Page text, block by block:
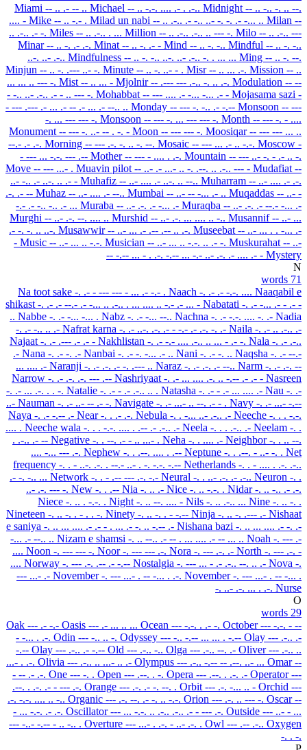
Miami -- .. .- -- .. Michael -- .. -.-. .... .- . .-.. Midnight -- .. -.. -. .. --.
.... - Mike -- .. -.- . Milad un nabi -- .. .-.. .- -.. ..- -. -. .- -... .. Milan --
.. .-.. .- -. Miles -- .. .-.. . ... Million -- .. .-.. .-.. .. --- -. Milo -- .. .-.. ---
Minar-- .. -. .- .-. Minat -- .. -. .- - Mind -- .. -. -.. Mindful -- .. -. -..
..-. ..- .-.. Mindfulness -- .. -. -.. ..-. ..- .-.. -. . ... ... Ming -- .. -. --.
Minjun -- .. -. .--- ..- -. Minute -- .. -. ..- - . Misr-- .. ... .-. Mission -- ..
... ... .. --- -. Mist -- .. ... - Mjolnir-- .--- --- .-.. -. .. .-. Modulation -- --
- -.. ..- .-.. .- - .. --- -. Mohabbat -- --- .... .- -... -... .- - Mojasama sazi -
- --- .--- .- ... .- -- .- ... .- --.. .. Monday -- --- -. -.. .- -.-- Monsoon -- ---
-. ... --- --- -. Monsoon -- --- -. ... --- --- -. Month -- --- -. - ....
Monument -- --- -. ..- -- . -. - Moon -- --- --- -. Moosiqar-- --- --- ... ..
--.- .- .-. Morning -- --- .-. -. .. -. --. Mosaic -- --- ... .- .. -.-. Moscow -
- --- ... -.-. --- .-- Mother-- --- - .... . .-. Mountain -- --- ..- -. - .- .. -.
Move -- --- ...- . Muavin pilot -- ..- .- ...- .. -. .--. .. .-.. --- - Mudafiat --
..- -.. .- ..-. .. .- - Muhafiz -- ..- .... .- ..-. .. --.. Muharram -- ..- .... .- .-.
.-. .- -- Muhaz -- ..- .... .- --.. Mumbai -- ..- -- -... .- .. Muqaddas -- ..- -
-.- .- -.. -.. .- ... Muraba -- ..- .-. .- -... .- Muraqba -- ..- .-. .- --.- -... .-
Murghi -- ..- .-. --. .... .. Murshid -- ..- .-. ... .... .. -.. Musannif-- ..- ...
.- -. -. .. ..-. Musawwir-- ..- ... .- .-- .-- .. .-. Museebat -- ..- ... . . -... .-
- Music -- ..- ... .. -.-. Musician -- ..- ... .. -.-. .. .- -. Muskurahat -- ..-
... -.- ..- .-. .- .... .- - Mystery
-- -.-- ... - . .-. -.--
N
71 words
Na toot sake -. .- - --- --- - ... .- -.- . Naach -. .- .- -.-. .... Naaqabil e
shikast -. .- .- --.- .- -... .. .-.. . ... .... .. -.- .- ... - Nabatati -. .- -... .- - .- -
.. Nabbe -. .- -... -... . Nabz -. .- -... --.. Nachna -. .- -.-. .... -. .- Nadia
-. .- -.. .. .- Nafrat karna -. .- ..-. .-. .- - -.- .- .-. -. .- Naila -. .- .. .-.. .-
Najaat -. .- .--- .- .- - Nakhlistan -. .- -.- .... .-.. .. ... - .- -. Nala -. .- .-..
.- Nana -. .- -. .- Nanbai -. .- -. -... .- .. Nani -. .- -. .. Naqsha -. .- --.-
... .... .- Naranji -. .- .-. .- -. .--- .. Naraz -. .- .-. .- --.. Narm -. .- .-. --
Narrow -. .- .-. .-. --- .-- Nashriyaat -. .- ... .... .-. .. -.-- .- .- - Nasreen
-. .- ... .-. . . -. Natalie -. .- - .- .-.. .. . Natasha -. .- - .- ... .... .- Nau -. .-
..- Nauman -. .- ..- -- .- -. Navigate -. .- ...- .. --. .- - . Navy -. .- ...- -.--
Naya -. .- -.-- .- Near-. . .- .-. Nebula -. . -... ..- .-.. .- Neeche -. . . -.-.
.... . Neeche wala -. . . -.-. .... . .-- .- .-.. .- Neela -. . . .-.. .- Neelam -. .
. .-.. .- -- Negative -. . --. .- - .. ...- . Neha -. . .... .- Neighbor-. . .. --.
.... -... --- .-. Nephew -. . .--. .... . .-- Neptune -. . .--. - ..- -. . Net
frequency -. . - ..-. .-. . --.- ..- . -. -.-. -.-- Netherlands -. . - .... . .-. .-..
.- -. -.. ... Network -. . - .-- --- .-. -.- Neural -. . ..- .-. .- .-.. Neuron -. .
..- .-. --- -. New -. . .-- Nia -. .. .- Nice -. .. -.-. . Nidar-. .. -.. .- .-.
Niece -. .. . -.-. . Night -. .. --. .... - Nils -. .. .-.. ... Nine -. .. -. .
Nineteen -. .. -. . - . . -. Ninety -. .. -. . - -.-- Ninja -. .. -. .--- .- Nishaat
e saniya -. .. ... .... .- .- - . ... .- -. .. -.-- .- Nishana bazi -. .. ... .... .- -. .-
-... .- --.. .. Nizam e shamsi -. .. --.. .- -- . ... .... .- -- ... .. Noah -. --- .-
.... Noon -. --- --- -. Noor-. --- --- .-. Nora -. --- .-. .- North -. --- .-. -
.... Norway -. --- .-. .-- .- -.-- Nostalgia -. --- ... - .- .-.. --. .. .- Nova -.
--- ...- .- November-. --- ...- . -- -... . .-. November-. --- ...- . -- -... .
.-. Nurse
-. ..- .-. ... .
O
29 words
Oak --- .- -.- Oasis --- .- ... .. ... Ocean --- -.-. . .- -. October--- -.-. - --
- -... . .-. Odin --- -.. .. -. Odyssey --- -.. -.-- ... ... . -.-- Olay --- .-.. .-
-.-- Olay --- .-.. .- -.-- Old --- .-.. -.. Olga --- .-.. --. .- Oliver--- .-.. ..
...- . .-. Olivia --- .-.. .. ...- .. .- Olympus --- .-.. -.-- -- .--. ..- ... Omar--
- -- .- .-. One --- -. . Open --- .--. . -. Opera --- .--. . .-. .- Operator---
.--. . .-. .- - --- .-. Orange --- .-. .- -. --. . Orbit --- .-. -... .. - Orchid ---
.-. -.-. .... .. -.. Organic --- .-. --. .- -. .. -.-. Orion --- .-. .. --- -. Oscar--
- ... -.-. .- .-. Oscillator--- ... -.-. .. .-.. .-.. .- - --- .-. Outside --- ..- - ...
.. -.. . Overture --- ...- . .-. - ..- .-. . Owl --- .-- .-.. Oxygen
--- -..- -.-- -
-. . -.